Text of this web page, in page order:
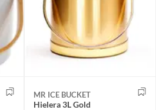
MR ICE BUCKET
Hielera 3L Gold